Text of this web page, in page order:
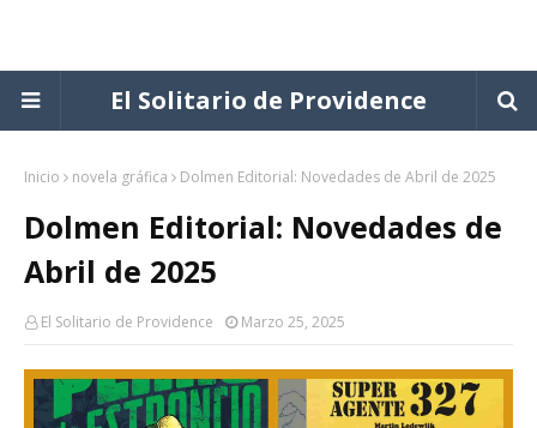
El Solitario de Providence
Inicio novela gráfica Dolmen Editorial: Novedades de Abril de 2025
Dolmen Editorial: Novedades de
Abril de 2025
El Solitario de Providence Marzo 25, 2025